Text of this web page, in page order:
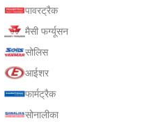
पावरट्रैक
मैसी फर्ग्यूसन
सोलिस
आईशर
फार्मट्रैक
सोनालीका